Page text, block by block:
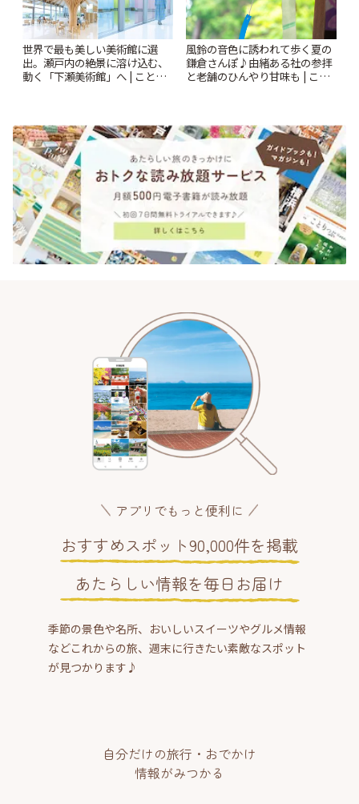
世界で最も美しい美術館に選
出。瀬戸内の絶景に溶け込む、
動く「下瀬美術館」へ | ことり
風鈴の音色に誘われて歩く夏の
鎌倉さんぽ♪由緒ある社の参拝
と老舗のひんやり甘味も | こと
アプリでもっと便利に
おすすめスポット90,000件を掲載
あたらしい情報を毎日お届け
季節の景色や名所、おいしいスイーツやグルメ情報
などこれからの旅、週末に行きたい素敵なスポット
が見つかります♪
自分だけの旅行・おでかけ
情報がみつかる